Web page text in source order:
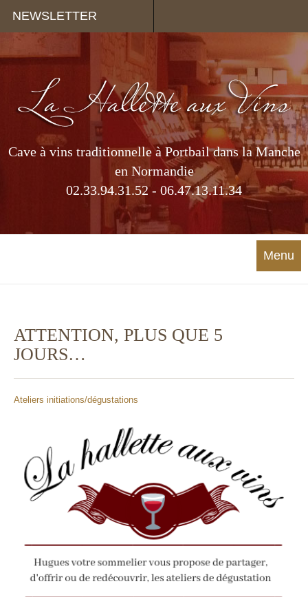
NEWSLETTER
Cave à vins traditionnelle à Portbail dans la Manche
en Normandie
02.33.94.31.52 - 06.47.13.11.34
Menu
ATTENTION, PLUS QUE 5
JOURS…
Ateliers initiations/dégustations
Panneau de gestion des cookies